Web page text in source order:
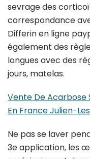
sevrage des
correspondance
Differin en ligne
également des
longues avec des
jours, matelas.
Vente De Acarbose
En France Julien-
Ne pas se laver
3e application, les